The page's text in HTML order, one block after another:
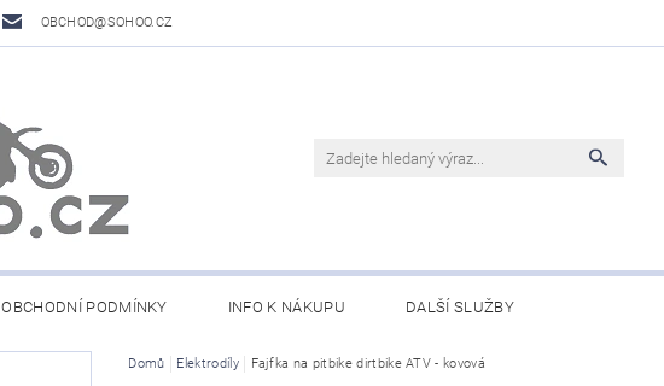
OBCHOD@SOHOO.CZ
OBCHODNÍ PODMÍNKY INFO K NÁKUPU DALŠÍ SLUŽBY
Domů Elektrodíly Fajfka na pitbike dirtbike ATV - kovová